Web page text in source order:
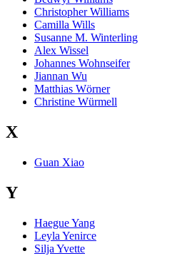
Christopher Williams
Camilla Wills
Susanne M. Winterling
Alex Wissel
Johannes Wohnseifer
Jiannan Wu
Matthias Wörner
Christine Würmell
X
Guan Xiao
Y
Haegue Yang
Leyla Yenirce
Silja Yvette